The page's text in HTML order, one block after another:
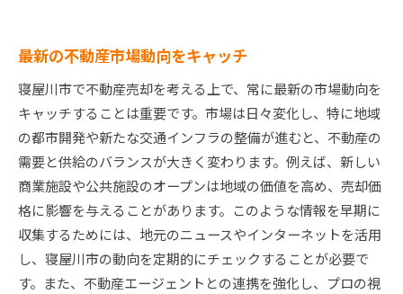
最新の不動産市場動向をキャッチ
寝屋川市で不動産売却を考える上で、常に最新の市場動向を
キャッチすることは重要です。市場は日々変化し、特に地域
の都市開発や新たな交通インフラの整備が進むと、不動産の
需要と供給のバランスが大きく変わります。例えば、新しい
商業施設や公共施設のオープンは地域の価値を高め、売却価
格に影響を与えることがあります。このような情報を早期に
収集するためには、地元のニュースやインターネットを活用
し、寝屋川市の動向を定期的にチェックすることが必要で
す。また、不動産エージェントとの連携を強化し、プロの視